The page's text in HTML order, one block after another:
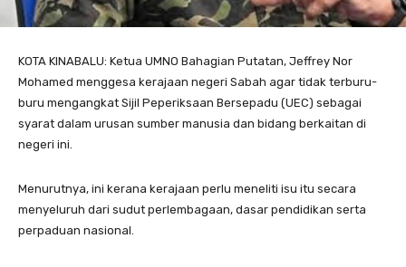
KOTA KINABALU: Ketua UMNO Bahagian Putatan, Jeffrey Nor
Mohamed menggesa kerajaan negeri Sabah agar tidak terburu-
buru mengangkat Sijil Peperiksaan Bersepadu (UEC) sebagai
syarat dalam urusan sumber manusia dan bidang berkaitan di
negeri ini.
Menurutnya, ini kerana kerajaan perlu meneliti isu itu secara
menyeluruh dari sudut perlembagaan, dasar pendidikan serta
perpaduan nasional.